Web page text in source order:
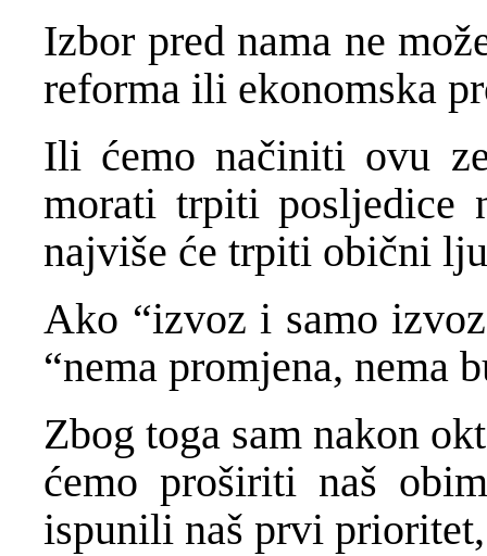
Izbor pred nama ne
reforma ili ekonomska
Ili ćemo načiniti ovu
morati trpiti posljedice
najviše će trpiti obični
Ako “izvoz i samo
“nema promjena, nema
Zbog toga sam nakon
ćemo proširiti naš
ispunili naš prvi